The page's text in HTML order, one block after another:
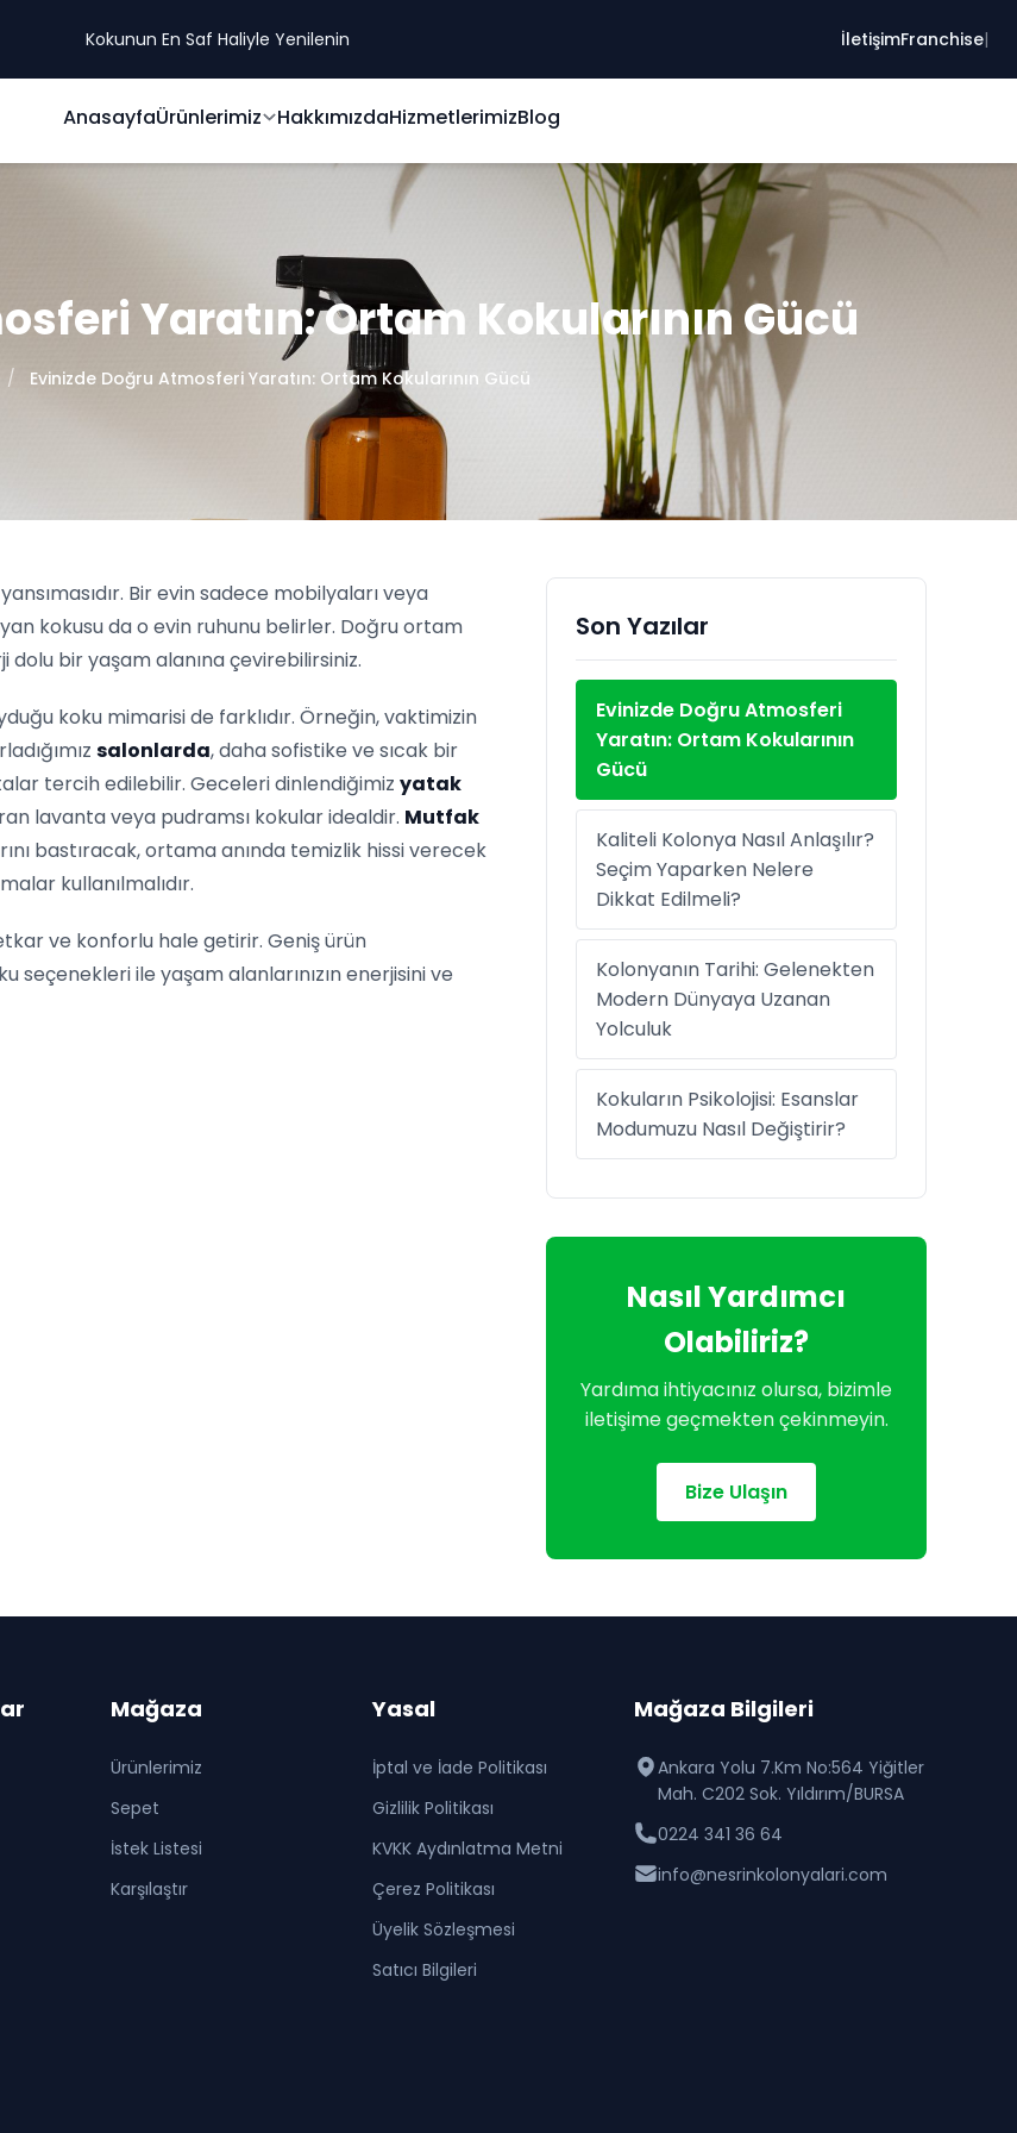
Kokunun En Saf Haliyle Yenilenin Yaşamın Ritmini Değiştiren Ferahlık
İletişimFranchise|
AnasayfaÜrünlerimiz HakkımızdaHizmetlerimizBlog
Yaratın: Ortam Kokularının Gücü
Evinizde Doğru Atmosferi Yaratın: Ortam Kokularının Gücü
Bir evin sadece mobilyaları veya
kokusu da o evin ruhunu belirler. Doğru ortam
dolu bir yaşam alanına çevirebilirsiniz.
koku mimarisi de farklıdır. Örneğin, vaktimizin
salonlarda, daha sofistike ve sıcak bir
tercih edilebilir. Geceleri dinlendiğimiz yatak
lavanta veya pudramsı kokular idealdir. Mutfak
bastıracak, ortama anında temizlik hissi verecek
kullanılmalıdır.
ve konforlu hale getirir. Geniş ürün
ile yaşam alanlarınızın enerjisini ve
Son Yazılar
Evinizde Doğru Atmosferi
Yaratın: Ortam Kokularının
Gücü
Kaliteli Kolonya Nasıl Anlaşılır?
Seçim Yaparken Nelere
Dikkat Edilmeli?
Kolonyanın Tarihi: Gelenekten
Modern Dünyaya Uzanan
Yolculuk
Kokuların Psikolojisi: Esanslar
Modumuzu Nasıl Değiştirir?
Nasıl Yardımcı
Olabiliriz?
Yardıma ihtiyacınız olursa, bizimle
iletişime geçmekten çekinmeyin.
Bize Ulaşın
Mağaza
Ürünlerimiz
Sepet
İstek Listesi
Karşılaştır
Yasal
İptal ve İade Politikası
Gizlilik Politikası
KVKK Aydınlatma Metni
Çerez Politikası
Üyelik Sözleşmesi
Satıcı Bilgileri
Mağaza Bilgileri
Ankara Yolu 7.Km No:564 Yiğitler
Mah. C202 Sok. Yıldırım/BURSA
0224 341 36 64
info@nesrinkolonyalari.com